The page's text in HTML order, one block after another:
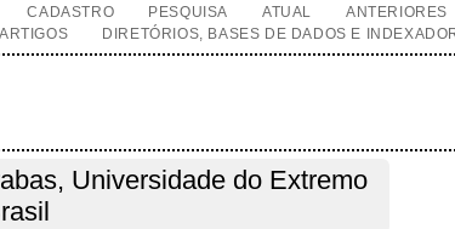
CADASTRO PESQUISA ATUAL ANTERIORES
DIRETÓRIOS, BASES DE DADOS E
Universidade do Extremo